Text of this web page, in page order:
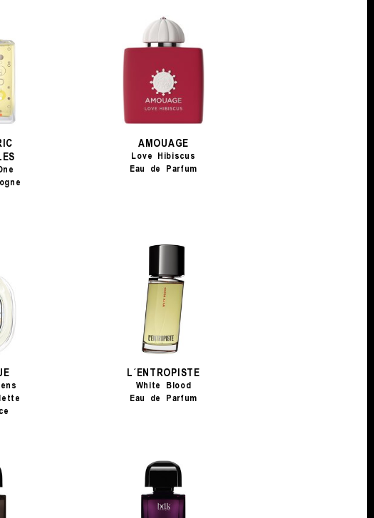
AMOUAGE
Love Hibiscus
Eau de Parfum
L´ENTROPISTE
White Blood
Eau de Parfum